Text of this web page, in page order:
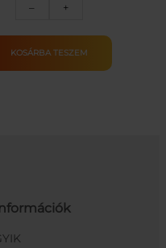
–
TEA
CITROMMAL
+
KOSÁRBA TESZEM